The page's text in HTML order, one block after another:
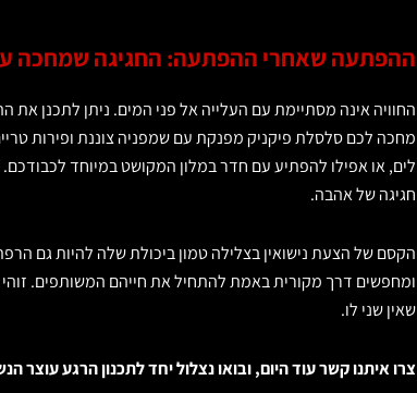
ההפתעה שאחרי ההפתעה: החגיגה שמחכה
החוויה אינה מסתיימת עם העלייה אל פני המים. ניתן לתכנן
מחכה לכם סלסלת פיקניק מפנקת עם שמפניה צוננת ופירות
לים, או אפילו להפתיע עם חדר במלון המקושט במיוחד
חגיגה של אהבה.
הקסם של הצעת נישואין בצלילה טמון ביכולת שלה להיות גם
ומחפשים דרך מקורית באמת להתחיל את חייהם המשותפים.
שאין שני לו.
צרו איתנו קשר עוד היום, ובואו נצלול יחד לתכנון הרגע